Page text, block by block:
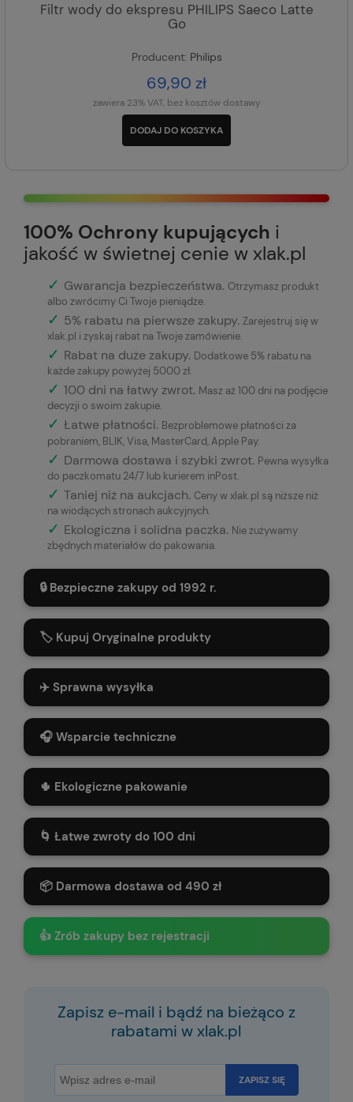
Filtr wody do ekspresu PHILIPS Saeco Latte
Go
Producent: Philips
69,90 zł
zawiera 23% VAT, bez kosztów dostawy
DODAJ DO KOSZYKA
100% Ochrony kupujących i
jakość w świetnej cenie w xlak.pl
✓ Gwarancja bezpieczeństwa. Otrzymasz produkt
albo zwrócimy Ci Twoje pieniądze.
✓ 5% rabatu na pierwsze zakupy. Zarejestruj się w
xlak.pl i zyskaj rabat na Twoje zamówienie.
✓ Rabat na duże zakupy. Dodatkowe 5% rabatu na
każde zakupy powyżej 5000 zł.
✓ 100 dni na łatwy zwrot. Masz aż 100 dni na podjęcie
decyzji o swoim zakupie.
✓ Łatwe płatności. Bezproblemowe płatności za
pobraniem, BLIK, Visa, MasterCard, Apple Pay.
✓ Darmowa dostawa i szybki zwrot. Pewna wysyłka
do paczkomatu 24/7 lub kurierem inPost.
✓ Taniej niż na aukcjach. Ceny w xlak.pl są niższe niż
na wiodących stronach aukcyjnych.
✓ Ekologiczna i solidna paczka. Nie zużywamy
zbędnych materiałów do pakowania.
🔒 Bezpieczne zakupy od 1992 r.
🏷️ Kupuj Oryginalne produkty
✈️ Sprawna wysyłka
🎧 Wsparcie techniczne
🌵 Ekologiczne pakowanie
🌀 Łatwe zwroty do 100 dni
📦 Darmowa dostawa od 490 zł
👍 Zrób zakupy bez rejestracji
Zapisz e-mail i bądź na bieżąco z
rabatami w xlak.pl
ZAPISZ SIĘ